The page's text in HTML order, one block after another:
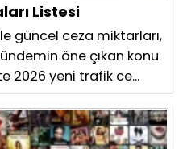
Listesi
güncel ceza miktarları,
öne çıkan konu
2026 yeni trafik ce...